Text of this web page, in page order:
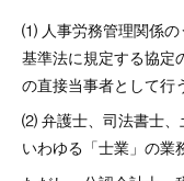
⑴ 人事労務管理関係の
基準法に規定する協定
の直接当事者として行
⑵ 弁護士、司法書士、
いわゆる「士業」の業